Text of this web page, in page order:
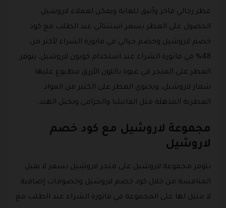
عطر رجالي فاخر وأنيق للغاية ويمكن لعملاء لاروشيل
الحصول على العطر بسعر استثنائي عند الطلب مع كود
خصم لاروشيل وخصم خيالي في فاتورة الشراء لأكثر من
48% في فاتورة الشراء عند استخدام كوبون لاروشيل، يتوفر
العطر على المتجر في عبوة باللون الأزرق مطبوع عليها
شعار لاروشيل، ويحتوي العطر على الكثير من المواد
العطرية المذهلة مثل الفانيليا والخزامى ونخيل الهند.
مجموعة لاروشيل مع كود خصم
لاروشيل
تتوفر مجموعة لاروشيل على متجر لاروشيل بسعر لا يقبل
المنافسة من خلال كود خصم لاروشيل وخصومات إضافية
لا مثيل لها على المجموعة في فاتورة الشراء عند الطلب مع